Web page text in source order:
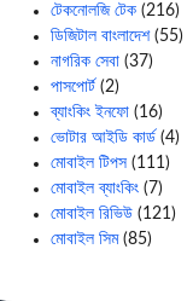
টেকনোলজি টেক (216)
ডিজিটাল বাংলাদেশ(55)
নাগরিক সেবা (37)
পাসপোর্ট (2)
ব্যাংকিং ইনফো (16)
ভোটার আইডি কার্ড (4)
মোবাইল টিপস (111)
মোবাইল ব্যাংকিং (7)
মোবাইল রিভিউ (121)
মোবাইল সিম(85)